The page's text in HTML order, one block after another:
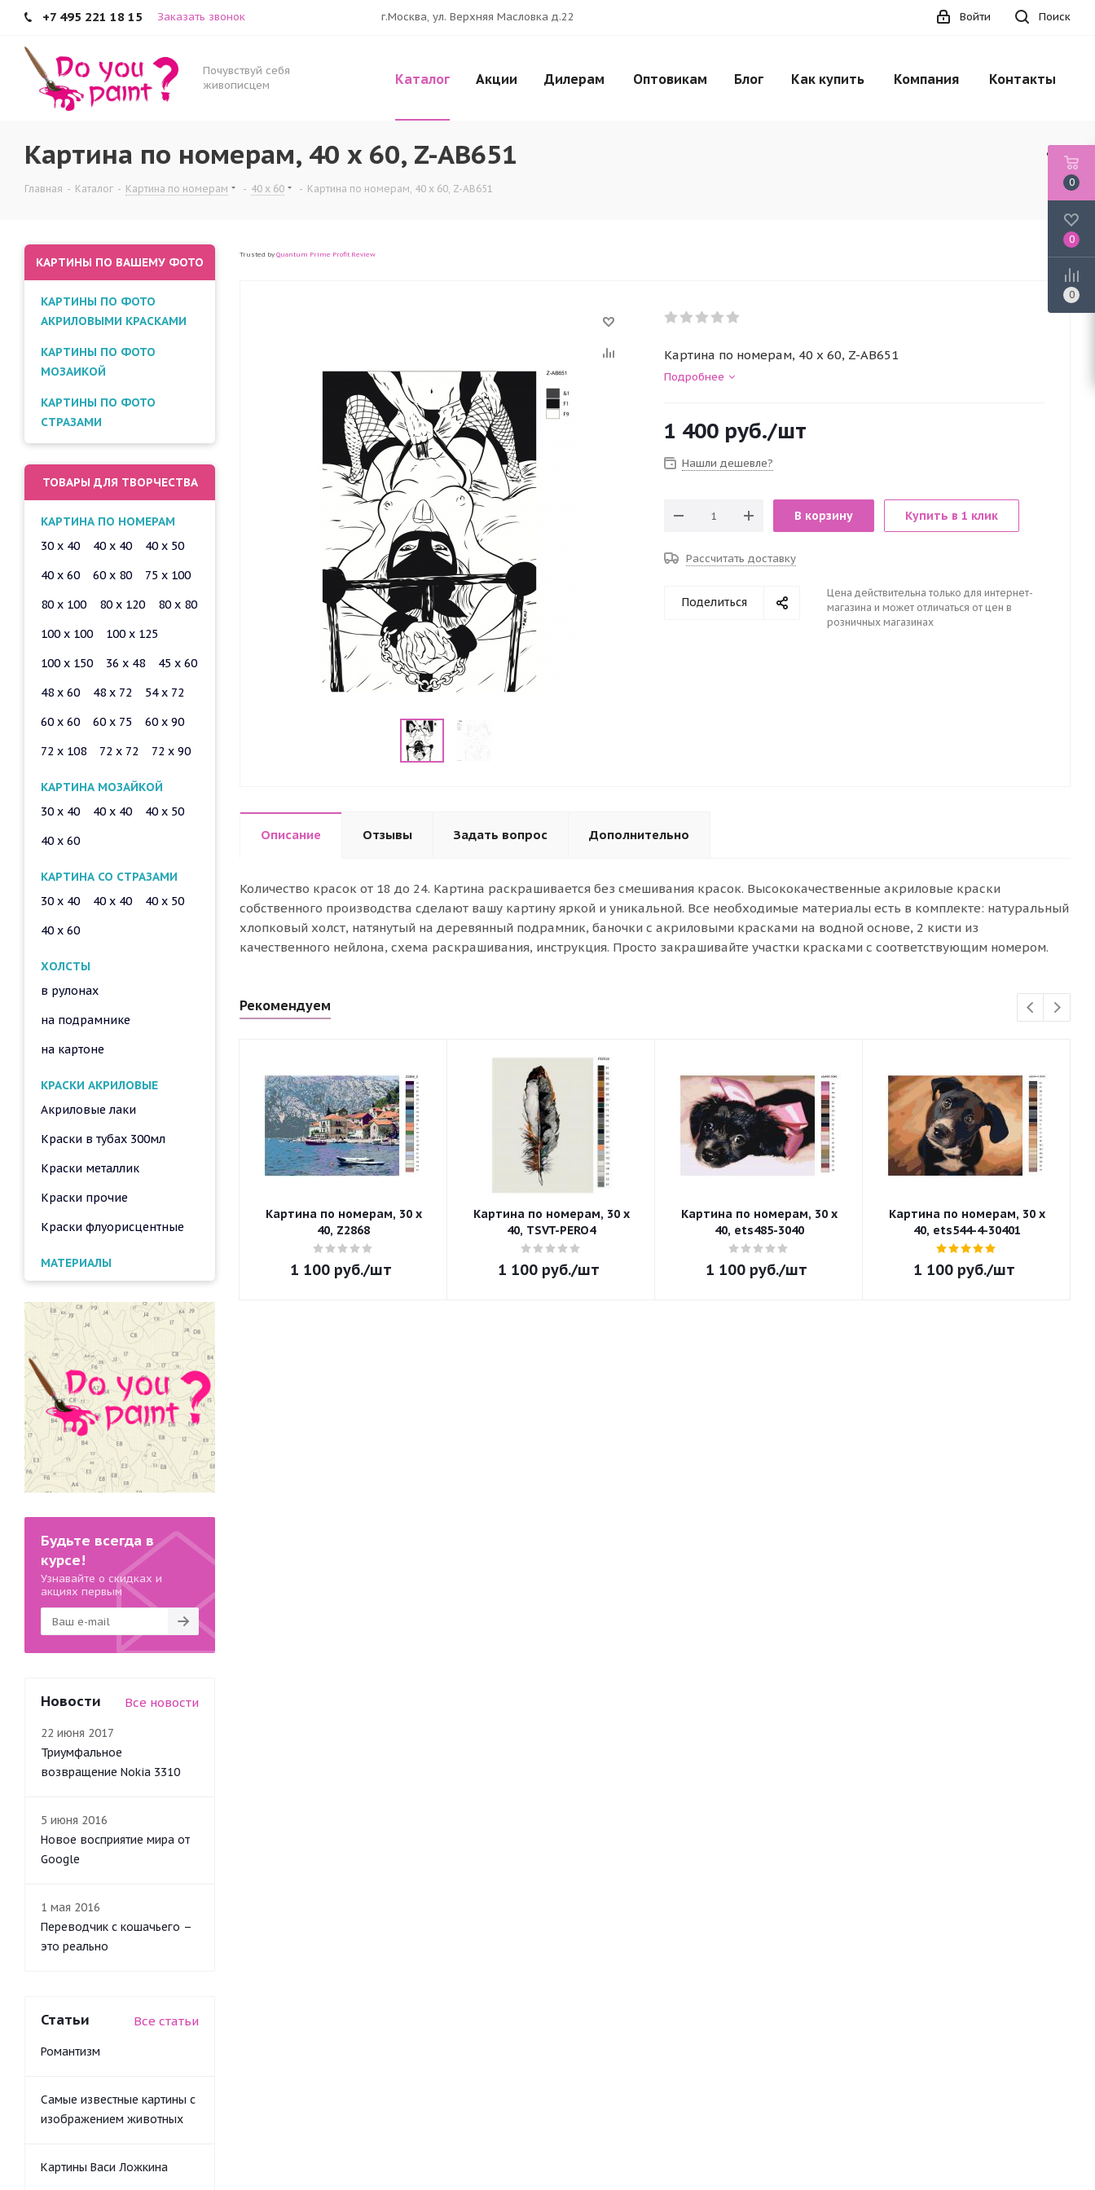
+7 495 221 18 15 Заказать звонок г.Москва, ул. Верхняя Масловка д.22 Поиск
Войти
Почувствуй себя
живописцем
Каталог Акции Дилерам Оптовикам Блог Как купить Компания Контакты
Картина по номерам, 40 x 60, Z-AB651
Главная - Каталог - Картина по номерам - 40 x 60 - Картина по номерам, 40 x 60, Z-AB651
Trusted by Quantum Prime Profit Review
Картина по номерам, 40 x 60, Z-AB651
Подробнее
1 400 руб./шт
Нашли дешевле?
В корзину Купить в 1 клик
Рассчитать доставку
Поделиться
Цена действительна только для интернет-
магазина и может отличаться от цен в
розничных магазинах
Описание Отзывы Задать вопрос Дополнительно
Количество красок от 18 до 24. Картина раскрашивается без смешивания красок. Высококачественные акриловые краски
собственного производства сделают вашу картину яркой и уникальной. Все необходимые материалы есть в комплекте: натуральный
хлопковый холст, натянутый на деревянный подрамник, баночки с акриловыми красками на водной основе, 2 кисти из
качественного нейлона, схема раскрашивания, инструкция. Просто закрашивайте участки красками с соответствующим номером.
Рекомендуем
Картина по номерам, 30 x
40, Z2868
1 100руб./шт
Картина по номерам, 30 x
40, TSVT-PERO4
1 100руб./шт
Картина по номерам, 30 x
40, ets485-3040
1 100руб./шт
Картина по номерам, 30 x
40, ets544-4-30401
1 100руб./шт
КАРТИНЫ ПО ВАШЕМУ ФОТО
КАРТИНЫ ПО ФОТО
АКРИЛОВЫМИ КРАСКАМИ
КАРТИНЫ ПО ФОТО
МОЗАИКОЙ
КАРТИНЫ ПО ФОТО
СТРАЗАМИ
ТОВАРЫ ДЛЯ ТВОРЧЕСТВА
КАРТИНА ПО НОМЕРАМ
30 x 40
40 x 40
40 x 50
40 x 60
60 x 80
75 x 100
80 x 100
80 x 120
80 x 80
100 x 100
100 x 125
100 x 150
36 x 48
45 x 60
48 x 60
48 x 72
54 x 72
60 x 60
60 x 75
60 x 90
72 x 108
72 x 72 72 x 90
КАРТИНА МОЗАЙКОЙ
30 x 40
40 x 40
40 x 50
40 x 60
КАРТИНА СО СТРАЗАМИ
30 x 40
40 x 40
40 x 50
40 x 60
ХОЛСТЫ
в рулонах
на подрамнике
на картоне
КРАСКИ АКРИЛОВЫЕ
Акриловые лаки
Краски в тубах 300мл
Краски металлик
Краски прочие
Краски флуорисцентные
МАТЕРИАЛЫ
Будьте всегда в
курсе!
Узнавайте о скидках и
акциях первым
Новости Все новости
22 июня 2017
Триумфальное
возвращение Nokia 3310
5 июня 2016
Новое восприятие мира от
Google
1 мая 2016
Переводчик с кошачьего –
это реально
Статьи Все статьи
Романтизм
Самые известные картины с
изображением животных
Картины Васи Ложкина
0
0
0